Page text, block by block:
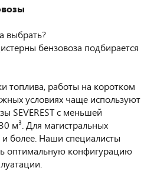
выбрать?
бензовоза подбирается
топлива, работы на коротком
условиях чаще используют
SEVEREST с меньшей
м³. Для магистральных
более. Наши специалисты
оптимальную конфигурацию